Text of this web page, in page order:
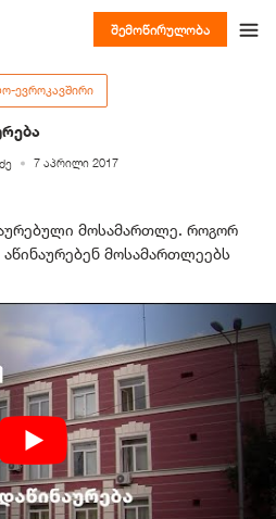
შემოწირულობა
ᲔᲕᲠᲝᲙᲐᲕᲨᲘᲠᲘ
7 აპრილი 2017
მოსამართლე. როგორ
მოსამართლეებს